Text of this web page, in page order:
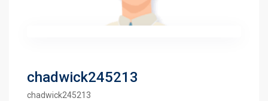
chadwick245213
chadwick245213